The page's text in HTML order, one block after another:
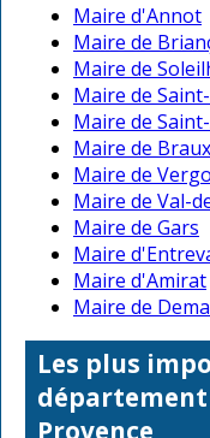
Maire d'Annot
Maire de
Maire de
Maire de
Maire de
Maire de Braux
Maire de
Maire de Val-
Maire de Gars
Maire
Maire d'Amirat
Maire de
Les plus
département
Provence